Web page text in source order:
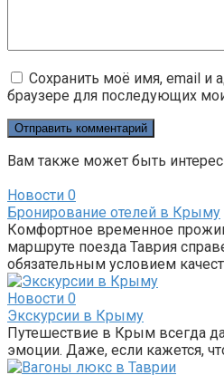
Сохранить моё имя, email и
браузере для последующих
Вам также может быть
Новости 0
Бронирование отелей в Крыму
Комфортное временное
маршруте поезда Таврия
обязательным условием
Новости 0
Экскурсии в Крыму
Путешествие в Крым всегда
эмоции. Даже, если кажется,